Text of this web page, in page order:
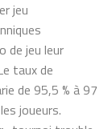
jeu
de jeu leur
taux de
de 95,5 % à 97
joueurs.